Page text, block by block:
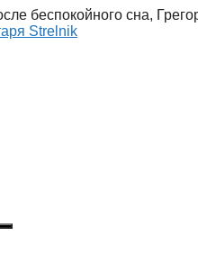
беспокойного сна,